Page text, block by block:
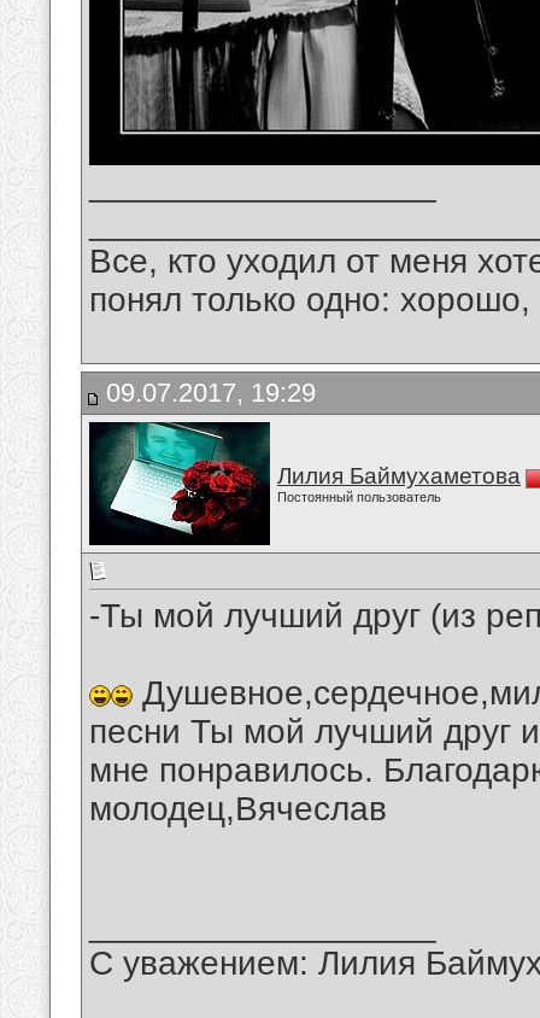
Все, кто уходил от меня
понял только одно:
09.07.2017, 19:29
Лилия Баймухаметова
Постоянный пользователь
-Ты мой лучший друг (из
песни Ты мой лучший друг
мне понравилось.
молодец,Вячеслав
С уважением: Лилия